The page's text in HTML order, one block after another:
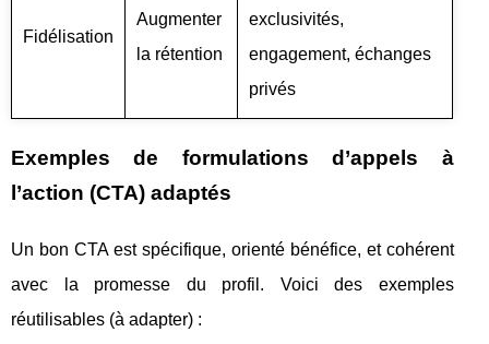
Fidélisation
Augmenter
la rétention
exclusivités,
engagement, échanges
privés
Exemples de formulations d’appels à
l’action (CTA) adaptés
Un bon CTA est spécifique, orienté bénéfice, et cohérent
avec la promesse du profil. Voici des exemples
réutilisables (à adapter) :